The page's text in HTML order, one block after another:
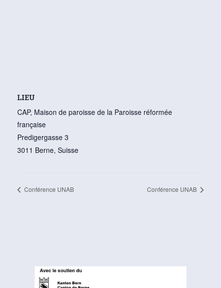
LIEU
CAP, Maison de paroisse de la Paroisse réformée
française
Predigergasse 3
3011 Berne, Suisse
Conférence UNAB Conférence UNAB